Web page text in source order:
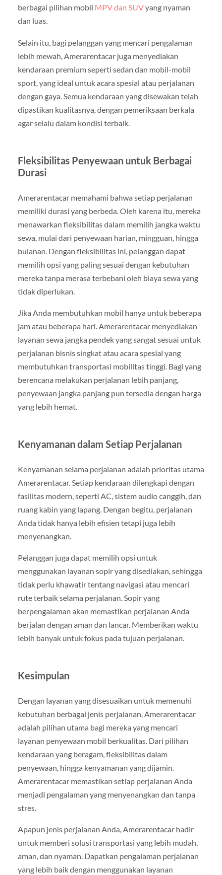
berbagai pilihan mobil MPV dan SUVyang nyaman
dan luas.
Selain itu, bagi pelanggan yang mencari pengalaman
lebih mewah, Amerarentacar juga menyediakan
kendaraan premium seperti sedan dan mobil-mobil
sport, yang ideal untuk acara spesial atau perjalanan
dengan gaya. Semua kendaraan yang disewakan telah
dipastikan kualitasnya, dengan pemeriksaan berkala
agar selalu dalam kondisi terbaik.
Fleksibilitas Penyewaan untuk Berbagai
Durasi
Amerarentacar memahami bahwa setiap perjalanan
memiliki durasi yang berbeda. Oleh karena itu, mereka
menawarkan fleksibilitas dalam memilih jangka waktu
sewa, mulai dari penyewaan harian, mingguan, hingga
bulanan. Dengan fleksibilitas ini, pelanggan dapat
memilih opsi yang paling sesuai dengan kebutuhan
mereka tanpa merasa terbebani oleh biaya sewa yang
tidak diperlukan.
Jika Anda membutuhkan mobil hanya untuk beberapa
jam atau beberapa hari. Amerarentacar menyediakan
layanan sewa jangka pendek yang sangat sesuai untuk
perjalanan bisnis singkat atau acara spesial yang
membutuhkan transportasi mobilitas tinggi. Bagi yang
berencana melakukan perjalanan lebih panjang,
penyewaan jangka panjang pun tersedia dengan harga
yang lebih hemat.
Kenyamanan dalam Setiap Perjalanan
Kenyamanan selama perjalanan adalah prioritas utama
Amerarentacar. Setiap kendaraan dilengkapi dengan
fasilitas modern, seperti AC, sistem audio canggih, dan
ruang kabin yang lapang. Dengan begitu, perjalanan
Anda tidak hanya lebih efisien tetapi juga lebih
menyenangkan.
Pelanggan juga dapat memilih opsi untuk
menggunakan layanan sopir yang disediakan, sehingga
tidak perlu khawatir tentang navigasi atau mencari
rute terbaik selama perjalanan. Sopir yang
berpengalaman akan memastikan perjalanan Anda
berjalan dengan aman dan lancar. Memberikan waktu
lebih banyak untuk fokus pada tujuan perjalanan.
Kesimpulan
Dengan layanan yang disesuaikan untuk memenuhi
kebutuhan berbagai jenis perjalanan, Amerarentacar
adalah pilihan utama bagi mereka yang mencari
layanan penyewaan mobil berkualitas. Dari pilihan
kendaraan yang beragam, fleksibilitas dalam
penyewaan, hingga kenyamanan yang dijamin.
Amerarentacar memastikan setiap perjalanan Anda
menjadi pengalaman yang menyenangkan dan tanpa
stres.
Apapun jenis perjalanan Anda, Amerarentacar hadir
untuk memberi solusi transportasi yang lebih mudah,
aman, dan nyaman. Dapatkan pengalaman perjalanan
yang lebih baik dengan menggunakan layanan